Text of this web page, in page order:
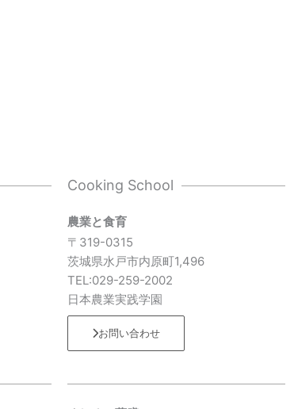
Cooking School
農業と食育
〒319-0315
茨城県水戸市内原町1,496
TEL:029-259-2002
日本農業実践学園
お問い合わせ